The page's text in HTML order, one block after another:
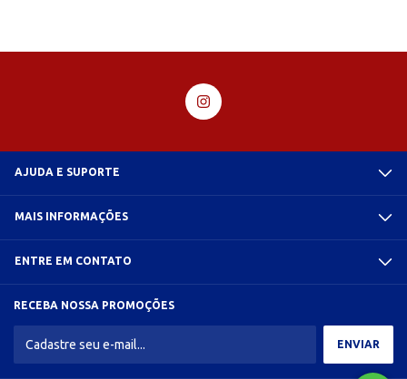
AJUDA E SUPORTE
MAIS INFORMAÇÕES
ENTRE EM CONTATO
RECEBA NOSSA PROMOÇÕES